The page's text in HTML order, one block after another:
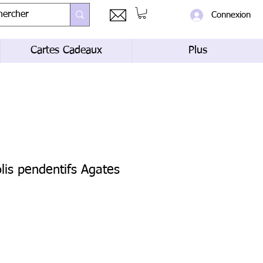
Connexion
Cartes Cadeaux Plus
pendentifs Agates